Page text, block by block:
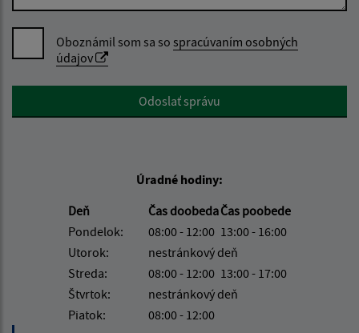
Oboznámil som sa so spracúvaním osobných
údajov
Google reCaptcha ResponseOdoslať správu
Úradné hodiny:
Deň
Čas doobedaČas poobede
Pondelok:
08:00 - 12:00 13:00 - 16:00
Utorok:
nestránkový deň
Streda:
08:00 - 12:00 13:00 - 17:00
Štvrtok:
nestránkový deň
Piatok:
08:00 - 12:00